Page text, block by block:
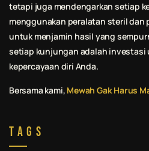
tetapi juga mendengarkan setiap
menggunakan peralatan steril
untuk menjamin hasil yang
setiap kunjungan adalah investasi
kepercayaan diri Anda.
Bersama kami, Mewah Gak Harus
Tags